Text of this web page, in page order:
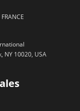
NY 10020, USA